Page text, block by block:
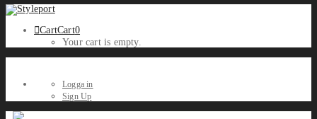
CartCart0
Your cart is empty.
Logga in
Sign Up